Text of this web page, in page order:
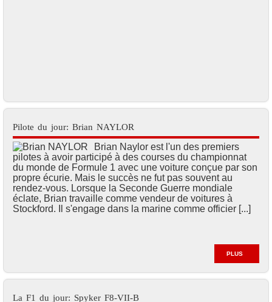
Pilote du jour: Brian NAYLOR
Brian Naylor est l'un des premiers
pilotes à avoir participé à des courses du championnat
du monde de Formule 1 avec une voiture conçue par son
propre écurie. Mais le succès ne fut pas souvent au
rendez-vous. Lorsque la Seconde Guerre mondiale
éclate, Brian travaille comme vendeur de voitures à
Stockford. Il s'engage dans la marine comme officier [...]
PLUS
La F1 du jour: Spyker F8-VII-B